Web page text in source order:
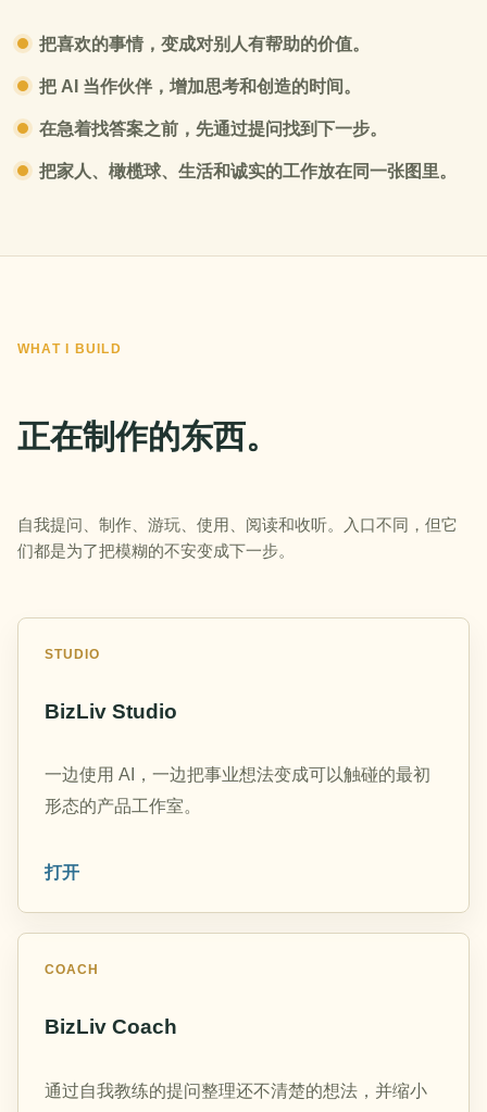
把喜欢的事情，变成对别人有帮助的价值。
把 AI 当作伙伴，增加思考和创造的时间。
在急着找答案之前，先通过提问找到下一步。
把家人、橄榄球、生活和诚实的工作放在同一张图里。
WHAT I BUILD
正在制作的东西。
自我提问、制作、游玩、使用、阅读和收听。入口不同，但它
们都是为了把模糊的不安变成下一步。
STUDIO
BizLiv Studio
一边使用 AI，一边把事业想法变成可以触碰的最初
形态的产品工作室。
打开
COACH
BizLiv Coach
通过自我教练的提问整理还不清楚的想法，并缩小